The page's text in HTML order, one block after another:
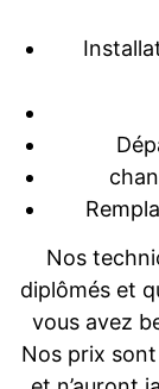
Nos
diplômés et
vous avez
Nos prix